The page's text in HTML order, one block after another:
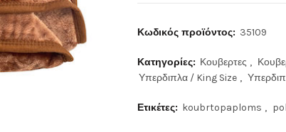
Κωδικός προϊόντος: 35109
Κατηγορίες: Κουβερτες ,
Υπερδιπλα / King Size ,
Ετικέτες: koubrtopaploms ,